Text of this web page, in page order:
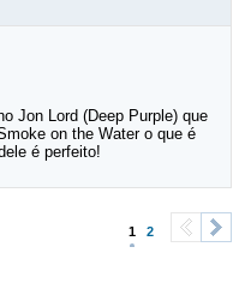
Jon Lord (Deep Purple) que
on the Water o que é
é perfeito!
1 2